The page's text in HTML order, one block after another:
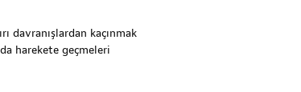
davranışlardan kaçınmak
harekete geçmeleri